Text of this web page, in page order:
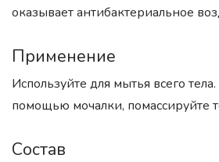
оказывает антибактериальное
Применение
Используйте для мытья всего
помощью мочалки, помассируйте
Состав